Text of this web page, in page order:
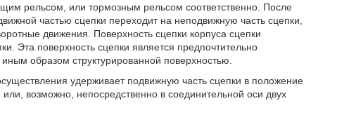
рельсом, или тормозным рельсом соответственно. После
частью сцепки переходит на неподвижную часть сцепки,
движения. Поверхность сцепки корпуса сцепки
Эта поверхность сцепки является предпочтительно
образом структурированной поверхностью.
удерживает подвижную часть сцепки в положение
возможно, непосредственно в соединительной оси двух